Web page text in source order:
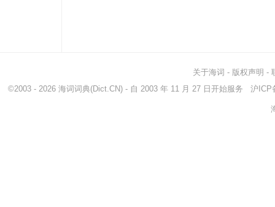
关于海词 - 版权声明 -
©2003 - 2026 海词词典(Dict.CN) - 自 2003 年 11 月 27 日开始服务 沪ICP